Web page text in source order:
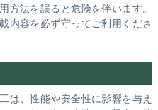
方法を誤ると危険を伴います。
内容を必ず守ってご利用くださ
は、性能や安全性に影響を与え